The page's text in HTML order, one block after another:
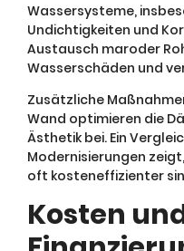
Wassersysteme,
Undichtigkeiten und
Austausch maroder
Wasserschäden und
Zusätzliche
Wand optimieren die
Ästhetik bei. Ein
Modernisierungen
oft kosteneffizienter
Kosten